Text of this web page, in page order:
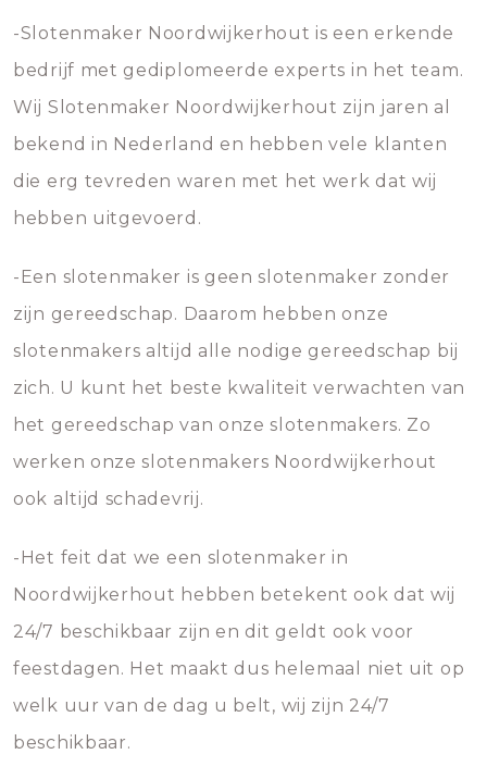
-Slotenmaker Noordwijkerhout is een erkende
bedrijf met gediplomeerde experts in het team.
Wij Slotenmaker Noordwijkerhout zijn jaren al
bekend in Nederland en hebben vele klanten
die erg tevreden waren met het werk dat wij
hebben uitgevoerd.
-Een slotenmaker is geen slotenmaker zonder
zijn gereedschap. Daarom hebben onze
slotenmakers altijd alle nodige gereedschap bij
zich. U kunt het beste kwaliteit verwachten van
het gereedschap van onze slotenmakers. Zo
werken onze slotenmakers Noordwijkerhout
ook altijd schadevrij.
-Het feit dat we een slotenmaker in
Noordwijkerhout hebben betekent ook dat wij
24/7 beschikbaar zijn en dit geldt ook voor
feestdagen. Het maakt dus helemaal niet uit op
welk uur van de dag u belt, wij zijn 24/7
beschikbaar.